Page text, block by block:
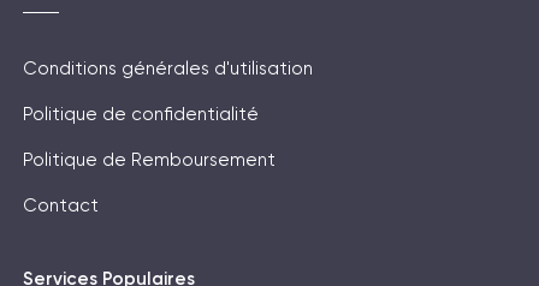
Conditions générales d'utilisation
Politique de confidentialité
Politique de Remboursement
Contact
Services Populaires